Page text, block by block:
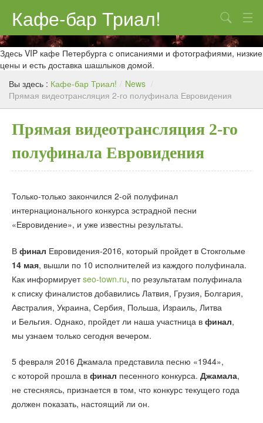
Кафе-бар Триал!
О нас
Меню
Контакты
Поиск
Здесь VIP кафе Петербурга с описаниями и фотографиями, низкие
цены и есть доставка шашлыков домой.
Вы здесь : Кафе-бар Триал! / News /
Прямая видеотрансляция 2-го полуфинала Евровидения
Прямая видеотрансляция 2-го
полуфинала Евровидения
Только-только закончился 2-ой полуфинал
интернационального конкурса эстрадной песни
«Евровидение», и уже известны результаты.
В финал Евровидения-2016, который пройдет в Стокгольме
14 мая, вышли по 10 исполнителей из каждого полуфинала.
Как информируетseo-town.ru, по результатам полуфинала
к списку финалистов добавились Латвия, Грузия, Болгария,
Австралия, Украина, Сербия, Польша, Израиль, Литва
и Бельгия. Однако, пройдет ли наша участница в финал,
мы узнаем только сегодня вечером.
5 февраля 2016 Джамала представила песню «1944»,
с которой прошла в финал песенного конкурса. Джамала,
не стесняясь, признается в том, что конкурс текущего года
должен показать, настоящий ли он.